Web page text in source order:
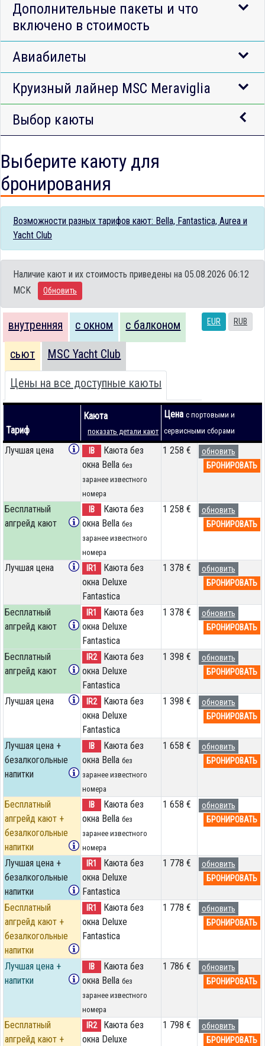
Дополнительные пакеты и что
включено в стоимость
Авиабилеты
Круизный лайнер MSC Meraviglia
Выбор каюты
Выберите каюту для
бронирования
Возможности разных тарифов кают: Bella, Fantastica, Aurea и
Yacht Club
Наличие кают и их стоимость приведены на 05.08.2026 06:12
MCK
Обновить
EUR RUB
внутренняя с окном с балконом
сьют MSC Yacht Club
Цены на все доступные каюты
Тариф
Каюта
показать детали кают
Цена с портовыми и
сервисными сборами
Лучшая цена IB
Каюта без
окна Bella без
заранее известного
номера
1 258 €
обновить
БРОНИРОВАТЬ
Бесплатный
апгрейд кают
IB
Каюта без
окна Bella без
заранее известного
номера
1 258 €
обновить
БРОНИРОВАТЬ
Лучшая цена IR1
Каюта без
окна Deluxe
Fantastica
1 378 €
обновить
БРОНИРОВАТЬ
Бесплатный
апгрейд кают
IR1
Каюта без
окна Deluxe
Fantastica
1 378 €
обновить
БРОНИРОВАТЬ
Бесплатный
апгрейд кают
IR2
Каюта без
окна Deluxe
Fantastica
1 398 €
обновить
БРОНИРОВАТЬ
Лучшая цена IR2
Каюта без
окна Deluxe
Fantastica
1 398 €
обновить
БРОНИРОВАТЬ
Лучшая цена +
безалкогольные
напитки
IB
Каюта без
окна Bella без
заранее известного
номера
1 658 €
обновить
БРОНИРОВАТЬ
Бесплатный
апгрейд кают +
безалкогольные
напитки
IB
Каюта без
окна Bella без
заранее известного
номера
1 658 €
обновить
БРОНИРОВАТЬ
Лучшая цена +
безалкогольные
напитки
IR1
Каюта без
окна Deluxe
Fantastica
1 778 €
обновить
БРОНИРОВАТЬ
Бесплатный
апгрейд кают +
безалкогольные
напитки
IR1
Каюта без
окна Deluxe
Fantastica
1 778 €
обновить
БРОНИРОВАТЬ
Лучшая цена +
напитки
IB
Каюта без
окна Bella без
заранее известного
номера
1 786 €
обновить
БРОНИРОВАТЬ
Бесплатный
апгрейд кают +
IR2
Каюта без
окна Deluxe
1 798 €
обновить
БРОНИРОВАТЬ